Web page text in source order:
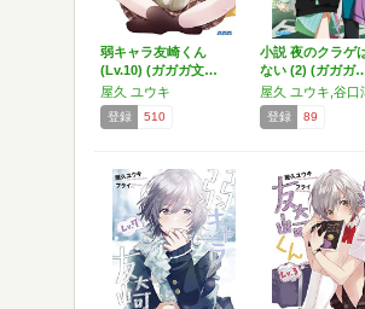
弱キャラ友崎くん
(Lv.10) (ガガガ文…
屋久 ユウキ
登録 510
小説 夜のクラゲ
ない (2) (ガガガ
屋久 ユウキ,谷口
登録 89